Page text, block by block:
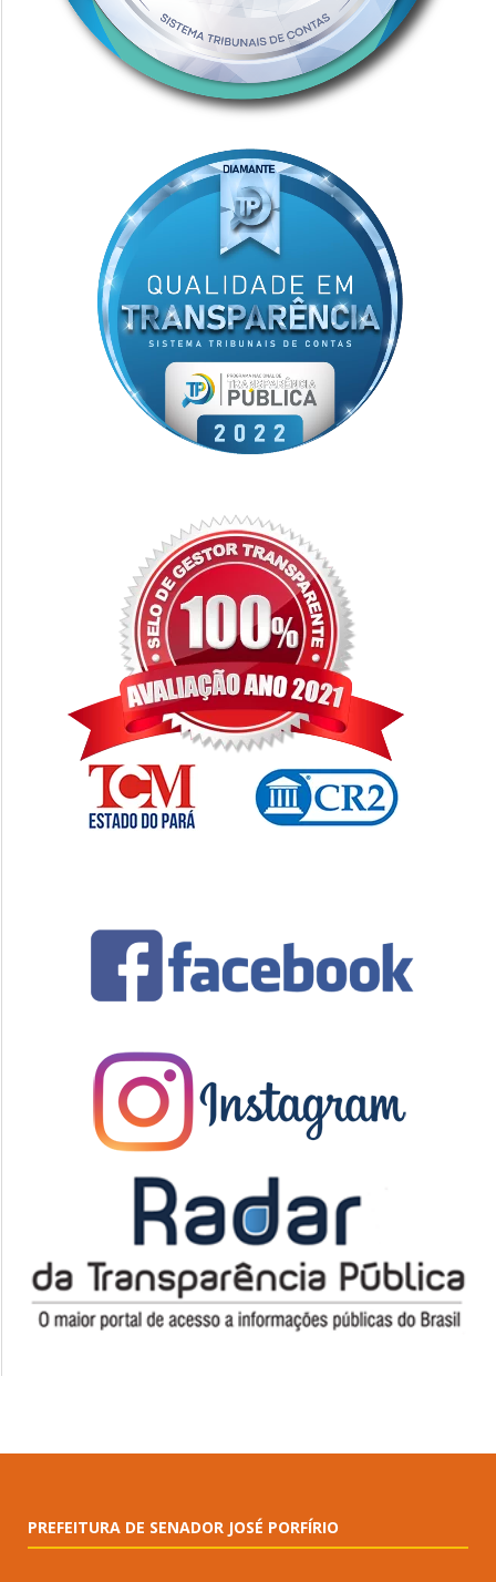
PREFEITURA DE SENADOR JOSÉ PORFÍRIO